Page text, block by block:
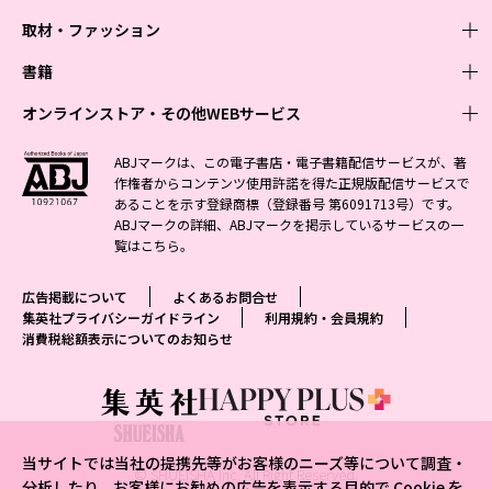
当サイトでは当社の提携先等がお客様のニーズ等について調査・
少年マンガ
Vジャンプ
最強ジャンプ
少年ジャンプ+
ジャンプTOON
ジャンプルーキー！
S-MANGA
集英社コミック文庫
青年マンガ
ZEBRACK
S-MANGA
集英社ジャンプリミックス
週刊ヤングジャンプ
ヤングジャンプ定期購読デジタル
となりのヤングジャンプ
グランドジャンプ
ウルトラジャンプ
少女マンガ
ZEBRACK
S-MANGA
集英社コミック文庫
マーガレット
別冊マーガレット
リマコミ
マンガMeets
女性マンガ
ジャンプTOON
集英社コミック文庫
マンガMee公式サイト
リマコミ
office YOU
取材・ファッション
ファッション・美容
BAILA
MAQUIA
eclat
T JAPAN
MEN'S NON-NO
集英社オンライン
芸能・情報・スポーツ
週プレNEWS
週プレ グラジャパ!
書籍
文芸・文庫・総合
小説すばる
集英社 文芸ステーション
web 集英社文庫
アジア人物史
学芸・ノンフィクション・新書
1日5分で、明日は変わる よみタイ yomitai
集英社学芸部 - 学芸・ノンフィクション
集英社ビジネス書
集英社新書プラス - 知の水先案内人
kotoba
情報・知識＆オピニオン imidas
ライトノベル・ノベライズ
集英社オレンジ文庫
JUMP j-BOOKS
ダッシュエックス文庫公式サイト
集英社Webマガジン コバルト
集英社の児童図書 S-KIDS.LAND
オンラインストア・その他WEBサービス
オンラインストア
OTO
SHUEISHA MANGA-ART HERITAGE
ジャンプキャラクターズストア
HAPPY PLUS STORE
SHUEISHA VOX
LEEマルシェ
eclat premium
mirabella homme
その他WEBサービス
集英社アドナビ
集英社エディターズ・ラボ
ABJマークは、この電子書店・電子書籍配信サービスが、著
作権者からコンテンツ使用許諾を得た正規版配信サービスで
あることを示す登録商標（登録番号 第6091713号）です。
ABJマークの詳細、ABJマークを掲示しているサービスの一
覧はこちら。
広告掲載について
よくあるお問合せ
集英社プライバシーガイドライン
利用規約・会員規約
消費税総額表示についてのお知らせ
© SHUEISHA Inc. All Right Reserved.